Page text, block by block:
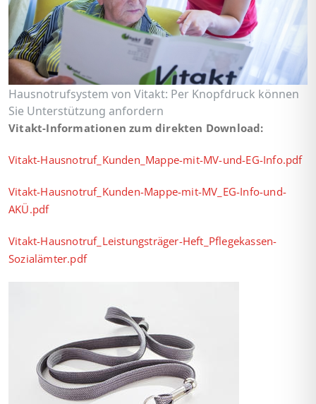
Hausnotrufsystem von Vitakt: Per Knopfdruck können
Sie Unterstützung anfordern
Vitakt-Informationen zum direkten Download:
Vitakt-Hausnotruf_Kunden_Mappe-mit-MV-und-EG-Info.pdf
Vitakt-Hausnotruf_Kunden-Mappe-mit-MV_EG-Info-und-
AKÜ.pdf
Vitakt-Hausnotruf_Leistungsträger-Heft_Pflegekassen-
Sozialämter.pdf